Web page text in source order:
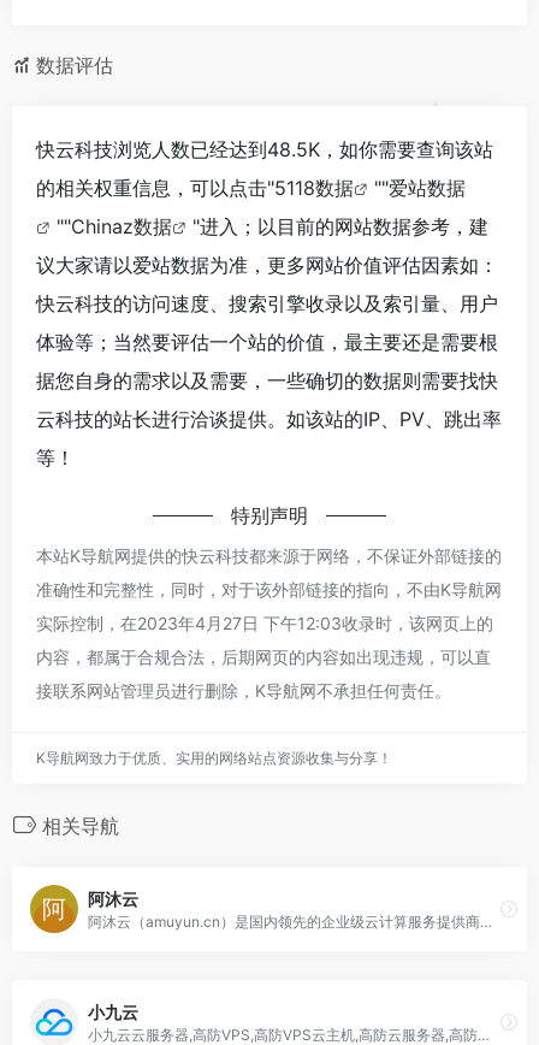
数据评估
快云科技浏览人数已经达到48.5K，如你需要查询该站
的相关权重信息，可以点击"5118数据 ""爱站数据
""Chinaz数据
"进入；以目前的网站数据参考，建
议大家请以爱站数据为准，更多网站价值评估因素如：
快云科技的访问速度、搜索引擎收录以及索引量、用户
体验等；当然要评估一个站的价值，最主要还是需要根
据您自身的需求以及需要，一些确切的数据则需要找快
云科技的站长进行洽谈提供。如该站的IP、PV、跳出率
等！
特别声明
本站K导航网提供的快云科技都来源于网络，不保证外部链接的
准确性和完整性，同时，对于该外部链接的指向，不由K导航网
实际控制，在2023年4月27日 下午12:03收录时，该网页上的
内容，都属于合规合法，后期网页的内容如出现违规，可以直
接联系网站管理员进行删除，K导航网不承担任何责任。
K导航网致力于优质、实用的网络站点资源收集与分享！
相关导航
阿沐云
阿沐云（amuyun.cn）是国内领先的企业级云计算服务提供商。专注云技术研发，主要面向广大开发者、政企用户、金融机构等，提供智能云服务器的全方位云计算解决方案
小九云
小九云云服务器,高防VPS,高防VPS云主机,高防云服务器,高防虚拟主机,高防空间,高防服务器,高防服务器租用,高防服务器托管,网站加速,CDN,高防CDN,CDN加速,CDN防护等,是一家大型专业的云服务提供平台